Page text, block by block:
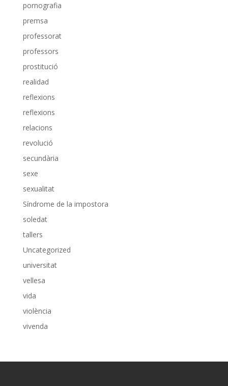
pornografia
premsa
professorat
professors
prostitució
realidad
reflexions
reflexions
relacions
revolució
secundària
sexe
sexualitat
Síndrome de la impostora
soledat
tallers
Uncategorized
universitat
vellesa
vida
violència
vivenda